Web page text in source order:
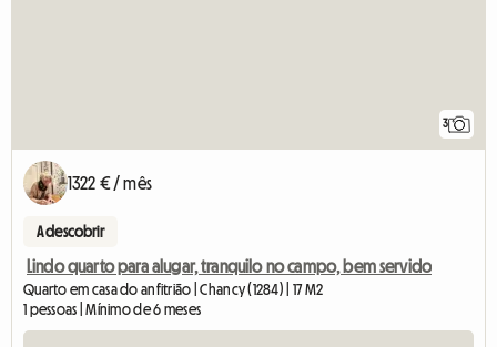
3
1322 € / mês
A descobrir
Lindo quarto para alugar, tranquilo no campo, bem servido
Quarto em casa do anfitrião | Chancy (1284) | 17 M2
1 pessoas | Mínimo de 6 meses